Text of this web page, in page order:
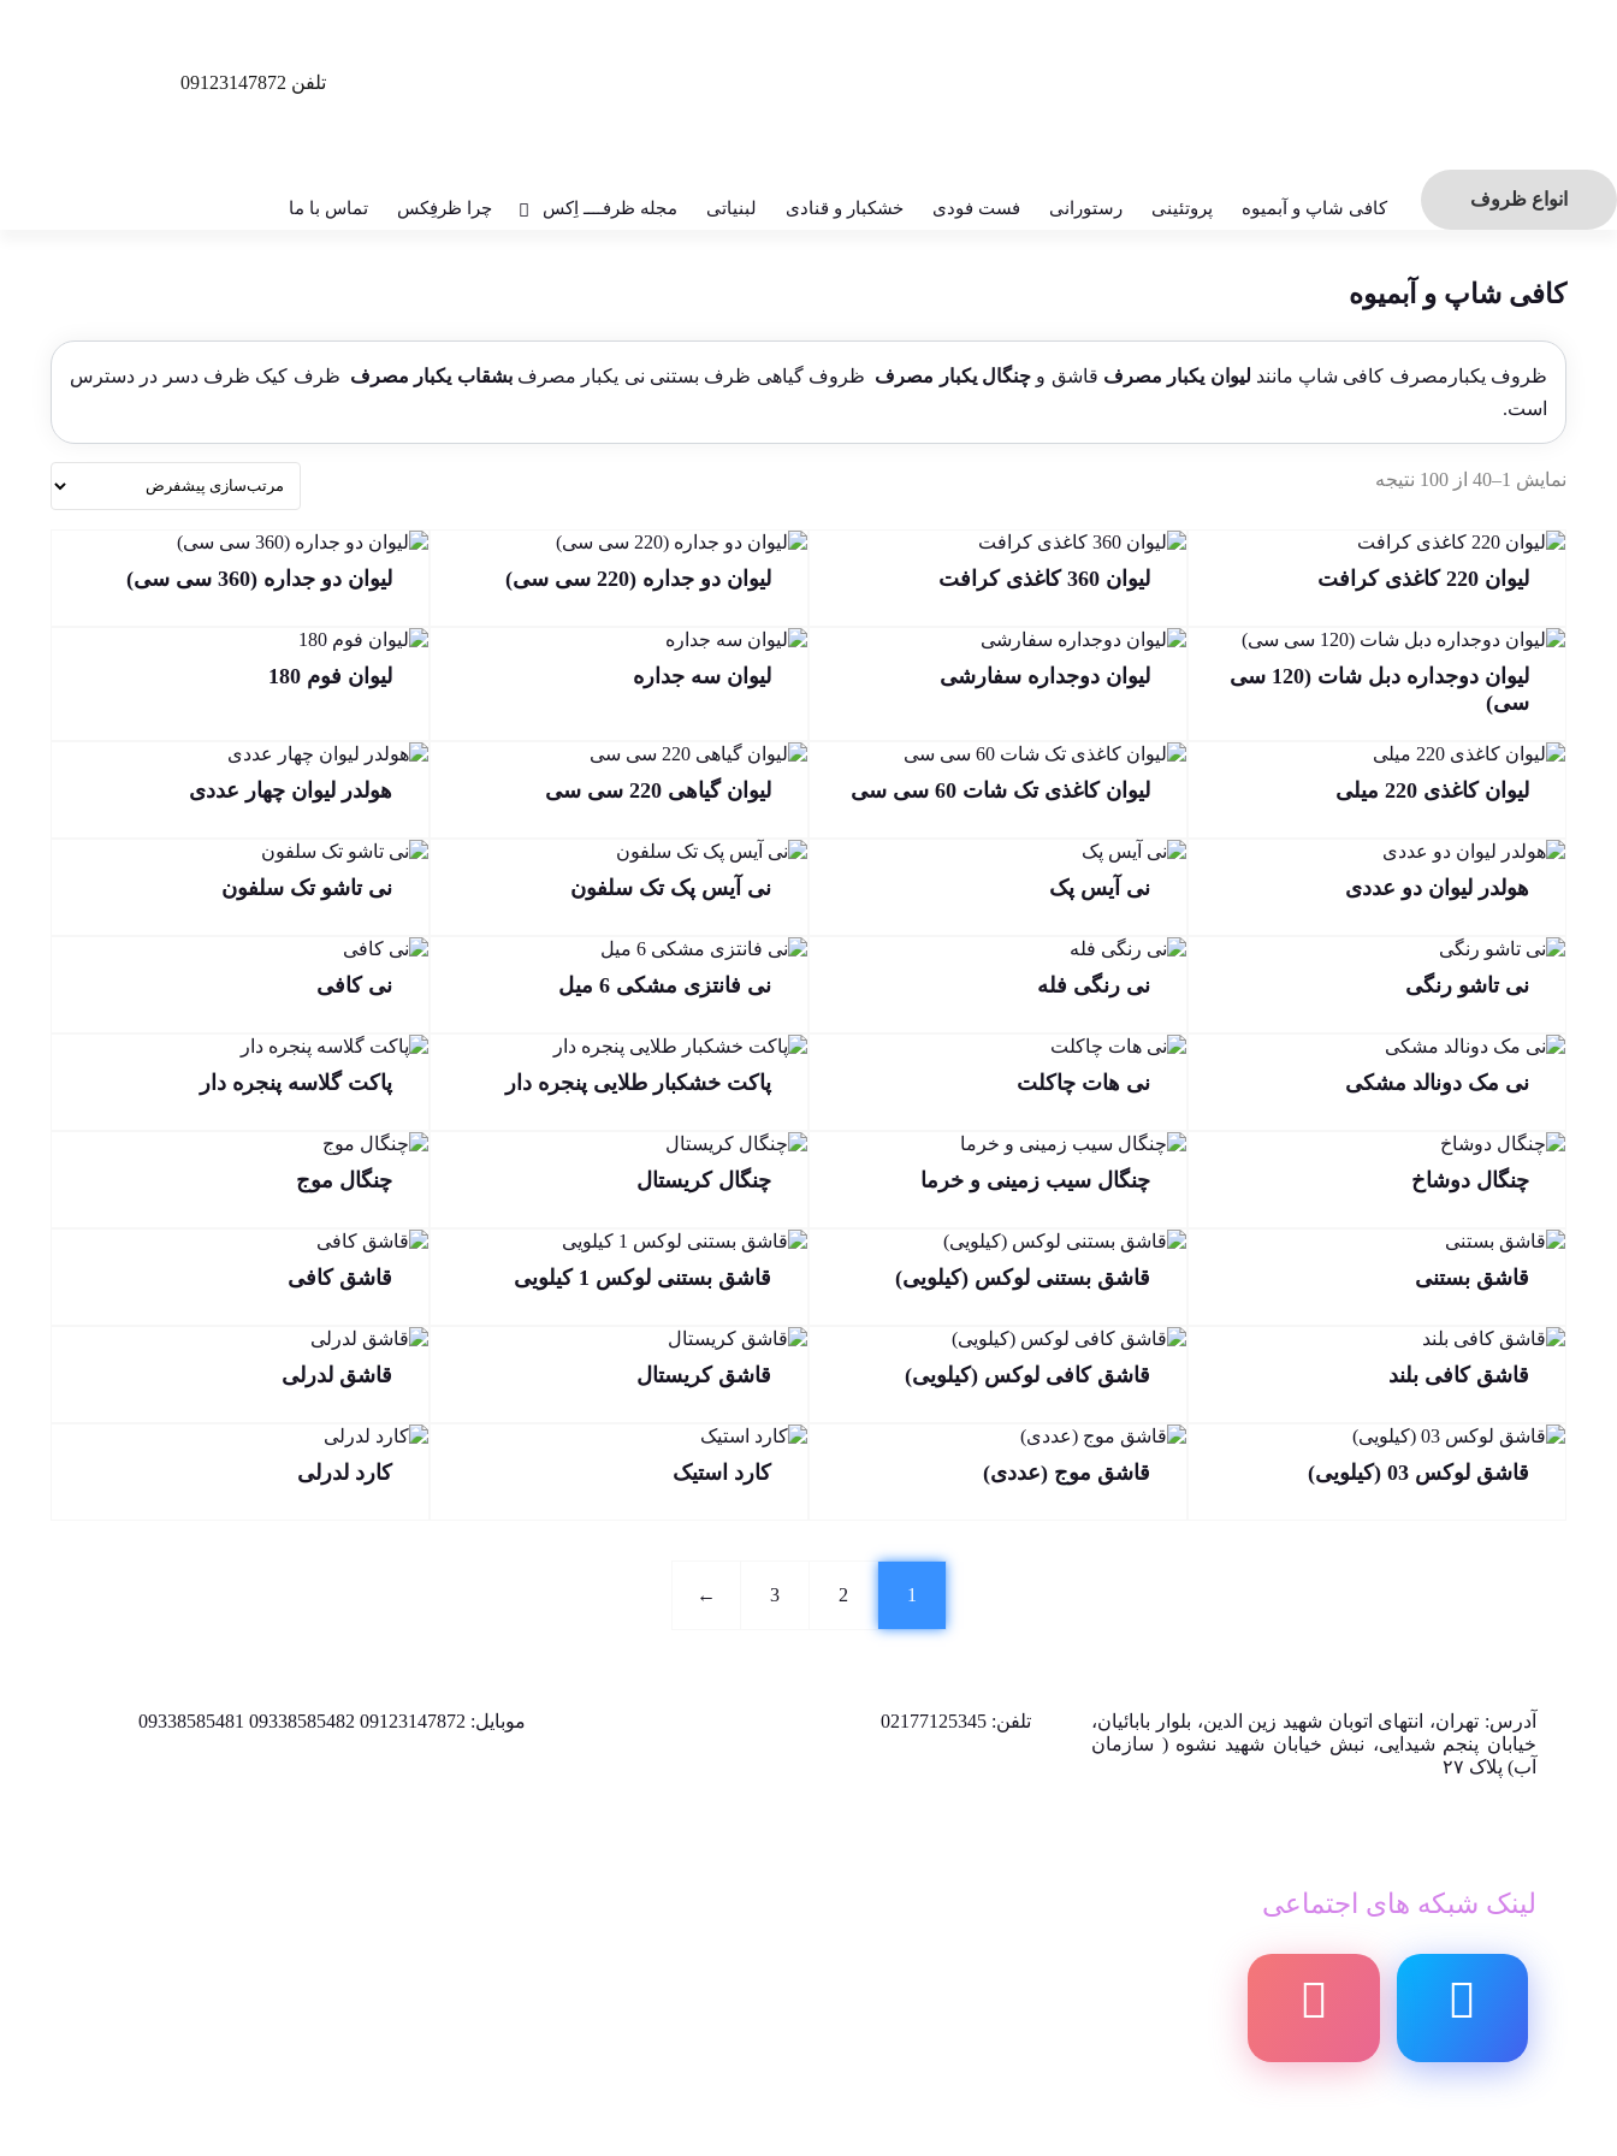
تلفن 09123147872
انواع ظروف کافی شاپ و آبمیوه پروتئینی رستورانی فست فودی خشکبار و قنادی لبنیاتی مجله ظرفــــ اِکس چرا ظرفِکس تماس با ما
کافی شاپ و آبمیوه
ظروف یکبارمصرف کافی شاپ مانند لیوان یکبار مصرف قاشق و چنگال یکبار مصرف ظروف گیاهی ظرف بستنی نی یکبار مصرفبشقاب یکبار مصرف ظرف کیک ظرف دسر در دسترس
است.
نمایش 1–40 از 100 نتیجه
لیوان 220 کاغذی کرافت لیوان 360 کاغذی کرافت لیوان دو جداره (220 سی سی) لیوان دو جداره (360 سی سی)
لیوان دوجداره دبل شات (120 سی
سی)
لیوان دوجداره سفارشی لیوان سه جداره لیوان فوم 180
لیوان کاغذی 220 میلی لیوان کاغذی تک شات 60 سی سی لیوان گیاهی 220 سی سی هولدر لیوان چهار عددی
هولدر لیوان دو عددی نی آیس پک نی آیس پک تک سلفون نی تاشو تک سلفون
نی تاشو رنگی نی رنگی فله نی فانتزی مشکی 6 میل نی کافی
نی مک دونالد مشکی نی هات چاکلت پاکت خشکبار طلایی پنجره دار پاکت گلاسه پنجره دار
چنگال دوشاخ چنگال سیب زمینی و خرما چنگال کریستال چنگال موج
قاشق بستنی قاشق بستنی لوکس (کیلویی) قاشق بستنی لوکس 1 کیلویی قاشق کافی
قاشق کافی بلند قاشق کافی لوکس (کیلویی) قاشق کریستال قاشق لدرلی
قاشق لوکس 03 (کیلویی) قاشق موج (عددی) کارد استیک کارد لدرلی
1
2
3
←
آدرس: تهران، انتهای اتوبان شهید زین الدین، بلوار بابائیان،
خیابان پنجم شیدایی، نبش خیابان شهید نشوه ( سازمان
آب) پلاک ۲۷
تلفن: 02177125345 موبایل: 09123147872 09338585482 09338585481
لینک شبکه های اجتماعی